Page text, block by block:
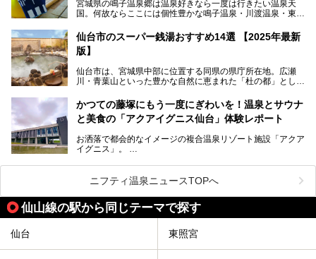
ー
提供元：サッポロビール【PR】
宮城県の鳴子温泉郷は温泉好きなら一度は行きたい温泉天
国。何故ならここには個性豊かな鳴子温泉・川渡温泉・東鳴
硫黄泉、塩化物泉、硫酸塩泉、炭酸水素塩泉などと多様な泉
質がそろっているからです。
の旅館・ホテルも立ち寄り入浴に門戸を開いてくれていま
す。
今回はそんな旅館の中から、おすすめしたい5ヶ所の温泉を
セレクトしてみました。うち3ヶ所はサウナも楽しめます。
仙台市のスーパー銭湯おすすめ14選 【2025年最新
版】
仙台市は、宮城県中部に位置する同県の県庁所在地。広瀬
川・青葉山といった豊かな自然に恵まれた「杜の都」として
人気です。新幹線を使えば都心から1時間30分とアクセスも
よく、気軽に訪れやすい地方都市の1つです。
仙台牛タンなどを堪能するグルメ旅や、スポーツ観戦の遠征
時などに利用しやすい温浴施設がたくさんありますよ。
かつての藤塚にもう一度にぎわいを！温泉とサウナ
と美食の「アクアイグニス仙台」体験レポート
お洒落で都会的なイメージの複合温泉リゾート施設「アクア
イグニス」。
関西空港や吉川美南（埼玉県）に続いて仙台市若林区に202
2年4月にオープンした「アクアイグニス仙台」は、日帰り
温泉の「藤塚の湯」、マルシェ リアン、和食「笠庵」、イ
タリアン「グリーチネ」、ベーカリー「マリアージュ ドゥ
ファリーヌ」、スイーツの「コンフィチュール アッシュ」
と「ル ショコラ ドゥ アッシュ」、そしてカフェ「猿田彦珈
琲」と話題のお店が勢ぞろい！
この「アクアイグニス仙台」の魅力を探りにお出かけしてき
ニフティ温泉ニュースTOPへ
仙山線の駅から同じテーマで探す
仙台 東照宮